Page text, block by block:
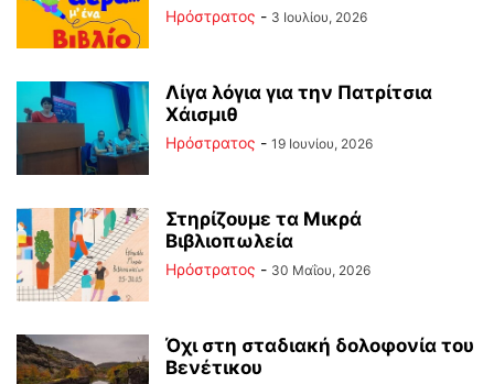
Ηρόστρατος - 3 Ιουλίου, 2026
Λίγα λόγια για την Πατρίτσια
Χάισμιθ
Ηρόστρατος - 19 Ιουνίου, 2026
Στηρίζουμε τα Μικρά
Βιβλιοπωλεία
Ηρόστρατος - 30 Μαΐου, 2026
Όχι στη σταδιακή δολοφονία του
Βενέτικου